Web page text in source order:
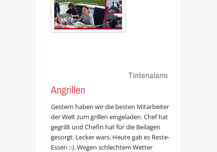
Tintenalarm
Angrillen
Gestern haben wir die besten Mitarbeiter
der Welt zum grillen eingeladen. Chef hat
gegrillt und Chefin hat für die Beilagen
gesorgt. Lecker wars. Heute gab es Reste-
Essen :-). Wegen schlechtem Wetter